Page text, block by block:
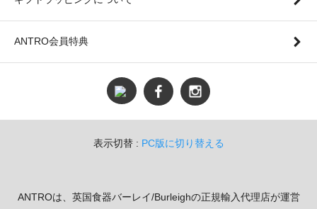
ANTRO会員特典
表示切替 : PC版に切り替える
ANTROは、英国食器バーレイ/Burleighの正規輸入代理店が運営